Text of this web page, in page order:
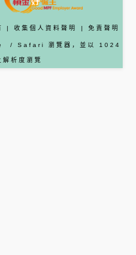
| 收集個人資料聲明 | 免責聲明
/ Safari 瀏覽器 ，並以 1024
析度瀏覽